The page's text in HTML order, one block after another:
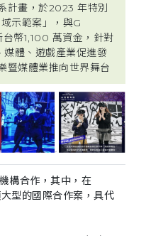
計畫，於2023 年特別
示範案」，與G
幣1,100 萬資金，針對
媒體、遊戲產業促進發
暨媒體業推向世界舞台
構合作，其中，在
型的國際合作案，具代